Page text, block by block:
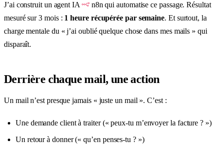
J’ai construit un agent IA
n8n qui automatise ce passage. Résultat
mesuré sur 3 mois : 1 heure récupérée par semaine. Et surtout, la
charge mentale du « j’ai oublié quelque chose dans mes mails » qui
disparaît.
Derrière chaque mail, une action
Un mail n’est presque jamais « juste un mail ». C’est :
Une demande client à traiter (« peux-tu m’envoyer la facture ? »)
Un retour à donner (« qu’en penses-tu ? »)